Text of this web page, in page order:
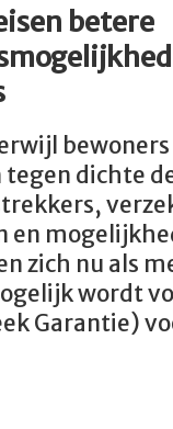
betere
dichte
en
zich nu als
wordt
Garantie)